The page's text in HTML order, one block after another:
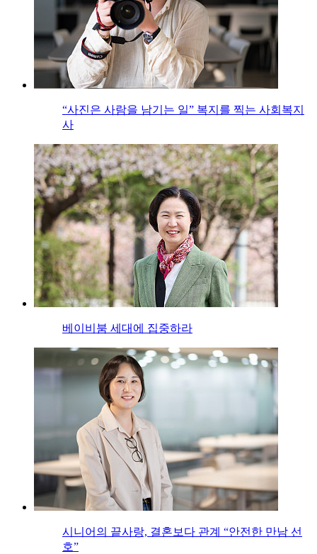
“사진은 사람을 남기는 일” 복지를 찍는 사회복지
사
베이비붐 세대에 집중하라
시니어의 끝사랑, 결혼보다 관계 “안전한 만남 선
호”